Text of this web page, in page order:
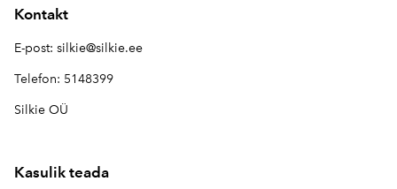
Kontakt
E-post: silkie@silkie.ee
Telefon: 5148399
Silkie OÜ
Kasulik teada